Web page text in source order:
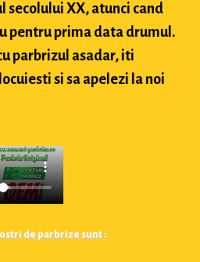
secolului XX, atunci cand
pentru prima data drumul.
parbrizul asadar, iti
si sa apelezi la noi
de parbrize sunt :